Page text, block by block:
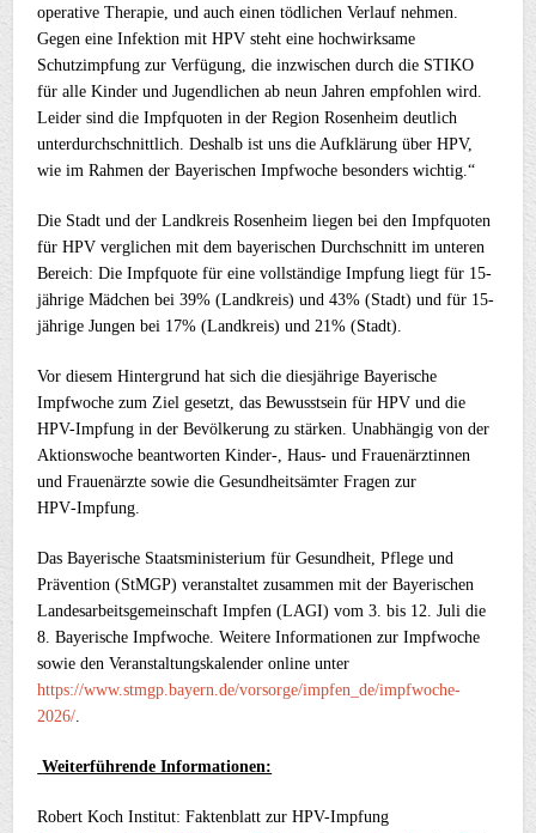
operative Therapie, und auch einen tödlichen Verlauf nehmen.
Gegen eine Infektion mit HPV steht eine hochwirksame
Schutzimpfung zur Verfügung, die inzwischen durch die STIKO
für alle Kinder und Jugendlichen ab neun Jahren empfohlen wird.
Leider sind die Impfquoten in der Region Rosenheim deutlich
unterdurchschnittlich. Deshalb ist uns die Aufklärung über HPV,
wie im Rahmen der Bayerischen Impfwoche besonders wichtig.“
Die Stadt und der Landkreis Rosenheim liegen bei den Impfquoten
für HPV verglichen mit dem bayerischen Durchschnitt im unteren
Bereich: Die Impfquote für eine vollständige Impfung liegt für 15-
jährige Mädchen bei 39% (Landkreis) und 43% (Stadt) und für 15-
jährige Jungen bei 17% (Landkreis) und 21% (Stadt).
Vor diesem Hintergrund hat sich die diesjährige Bayerische
Impfwoche zum Ziel gesetzt, das Bewusstsein für HPV und die
HPV-Impfung in der Bevölkerung zu stärken. Unabhängig von der
Aktionswoche beantworten Kinder-, Haus- und Frauenärztinnen
und Frauenärzte sowie die Gesundheitsämter Fragen zur
HPV‑Impfung.
Das Bayerische Staatsministerium für Gesundheit, Pflege und
Prävention (StMGP) veranstaltet zusammen mit der Bayerischen
Landesarbeitsgemeinschaft Impfen (LAGI) vom 3. bis 12. Juli die
8. Bayerische Impfwoche. Weitere Informationen zur Impfwoche
sowie den Veranstaltungskalender online unter
https://www.stmgp.bayern.de/vorsorge/impfen_de/impfwoche-
2026/.
Weiterführende Informationen:
Robert Koch Institut: Faktenblatt zur HPV-Impfung